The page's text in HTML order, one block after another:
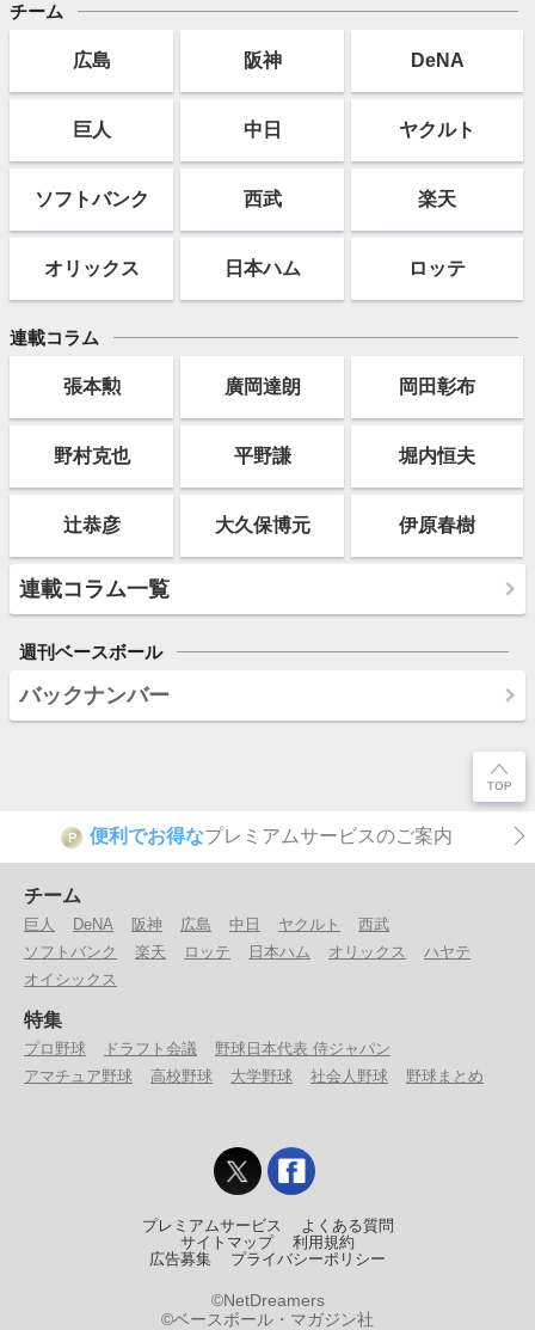
チーム
広島 阪神 DeNA
巨人 中日 ヤクルト
ソフトバンク 西武 楽天
オリックス 日本ハム ロッテ
連載コラム
張本勲 廣岡達朗 岡田彰布
野村克也 平野謙 堀内恒夫
辻恭彦 大久保博元 伊原春樹
連載コラム一覧
週刊ベースボール
バックナンバー
P 便利でお得なプレミアムサービスのご案内
チーム
巨人 DeNA 阪神 広島 中日 ヤクルト
西武
ソフトバンク
楽天 ロッテ 日本ハム オリックス
ハヤテ
オイシックス
特集
プロ野球 ドラフト会議
野球日本代表 侍ジャパン
アマチュア野球
高校野球 大学野球 社会人野球 野球まとめ
プレミアムサービス
よくある質問
サイトマップ
利用規約
広告募集
プライバシーポリシー
©NetDreamers
©ベースボール・マガジン社